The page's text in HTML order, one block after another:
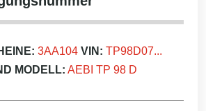
3AA104 VIN: TP98D07...
MODELL: AEBI TP 98 D